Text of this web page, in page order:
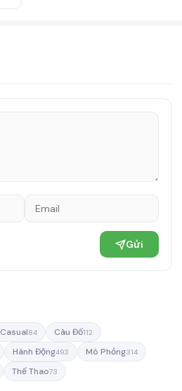
Gửi
Casual84 Câu Đố112
Hành Động493 Mô Phỏng314
Thể Thao73